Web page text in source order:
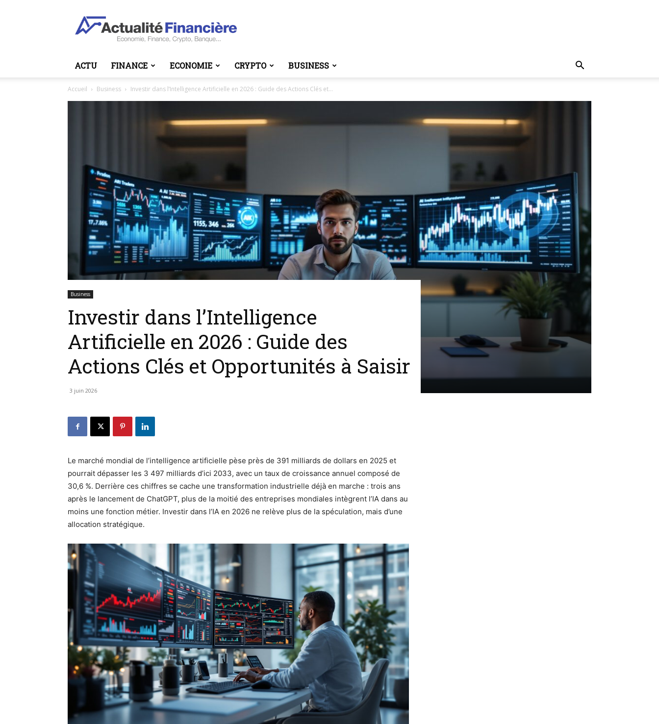
Financière
ACTU FINANCE ECONOMIE CRYPTO BUSINESS
Accueil Business Investir dans l’Intelligence Artificielle en 2026 : Guide des Actions Clés et...
Business
Investir dans l’Intelligence
Artificielle en 2026 : Guide des
Actions Clés et Opportunités à Saisir
3 juin 2026
Le marché mondial de l’intelligence artificielle pèse près de 391 milliards de dollars en 2025 et
pourrait dépasser les 3 497 milliards d’ici 2033, avec un taux de croissance annuel composé de
30,6 %. Derrière ces chiffres se cache une transformation industrielle déjà en marche : trois ans
après le lancement de ChatGPT, plus de la moitié des entreprises mondiales intègrent l’IA dans au
moins une fonction métier. Investir dans l’IA en 2026 ne relève plus de la spéculation, mais d’une
allocation stratégique.